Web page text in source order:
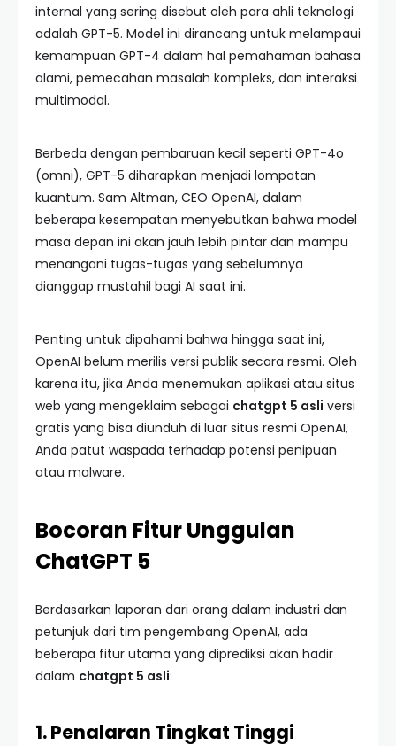
internal yang sering disebut oleh para ahli teknologi
adalah GPT-5. Model ini dirancang untuk melampaui
kemampuan GPT-4 dalam hal pemahaman bahasa
alami, pemecahan masalah kompleks, dan interaksi
multimodal.
Berbeda dengan pembaruan kecil seperti GPT-4o
(omni), GPT-5 diharapkan menjadi lompatan
kuantum. Sam Altman, CEO OpenAI, dalam
beberapa kesempatan menyebutkan bahwa model
masa depan ini akan jauh lebih pintar dan mampu
menangani tugas-tugas yang sebelumnya
dianggap mustahil bagi AI saat ini.
Penting untuk dipahami bahwa hingga saat ini,
OpenAI belum merilis versi publik secara resmi. Oleh
karena itu, jika Anda menemukan aplikasi atau situs
web yang mengeklaim sebagai chatgpt 5 asli versi
gratis yang bisa diunduh di luar situs resmi OpenAI,
Anda patut waspada terhadap potensi penipuan
atau malware.
Bocoran Fitur Unggulan
ChatGPT 5
Berdasarkan laporan dari orang dalam industri dan
petunjuk dari tim pengembang OpenAI, ada
beberapa fitur utama yang diprediksi akan hadir
dalam chatgpt 5 asli:
1. Penalaran Tingkat Tinggi